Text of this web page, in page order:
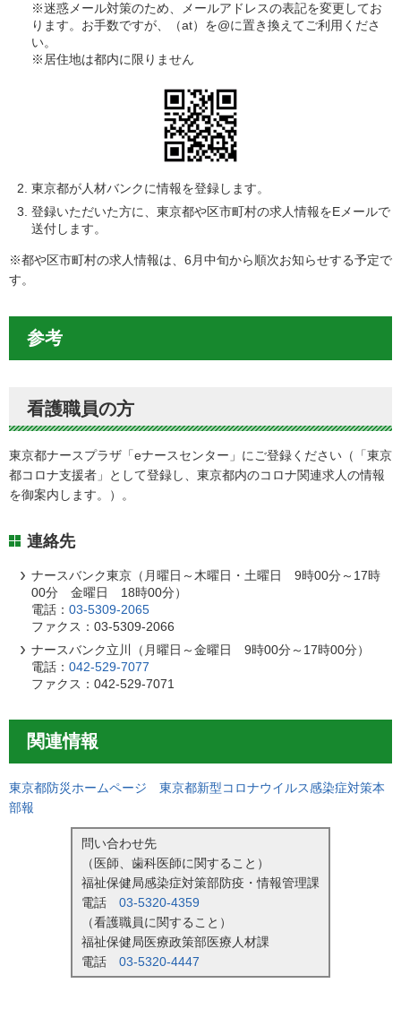
※迷惑メール対策のため、メールアドレスの表記を変更してお
ります。お手数ですが、（at）を@に置き換えてご利用くださ
い。
※居住地は都内に限りません
東京都が人材バンクに情報を登録します。
登録いただいた方に、東京都や区市町村の求人情報をEメールで
送付します。
※都や区市町村の求人情報は、6月中旬から順次お知らせする予定で
す。
参考
看護職員の方
東京都ナースプラザ「eナースセンター」にご登録ください（「東京
都コロナ支援者」として登録し、東京都内のコロナ関連求人の情報
を御案内します。）。
連絡先
ナースバンク東京（月曜日～木曜日・土曜日 9時00分～17時
00分 金曜日 18時00分）
電話：03-5309-2065
ファクス：03-5309-2066
ナースバンク立川（月曜日～金曜日 9時00分～17時00分）
電話：042-529-7077
ファクス：042-529-7071
関連情報
東京都防災ホームページ 東京都新型コロナウイルス感染症対策本
部報
問い合わせ先
（医師、歯科医師に関すること）
福祉保健局感染症対策部防疫・情報管理課
電話 03-5320-4359
（看護職員に関すること）
福祉保健局医療政策部医療人材課
電話 03-5320-4447